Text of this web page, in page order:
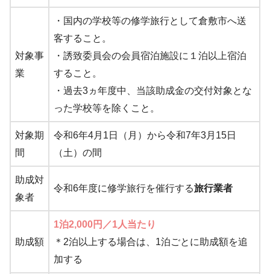
対象事
業
・国内の学校等の修学旅行として倉敷市へ送
客すること。
・誘致委員会の会員宿泊施設に１泊以上宿泊
すること。
・過去3ヵ年度中、当該助成金の交付対象とな
った学校等を除くこと。
対象期
間
令和6年4月1日（月）から令和7年3月15日
（土）の間
助成対
象者
令和6年度に修学旅行を催行する旅行業者
助成額
1泊2,000円／1人当たり
＊2泊以上する場合は、1泊ごとに助成額を追
加する